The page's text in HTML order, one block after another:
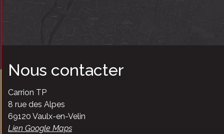
Nous contacter
Carrion TP
8 rue des Alpes
69120 Vaulx-en-Velin
Lien Google Maps